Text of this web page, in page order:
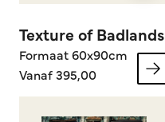
Texture of Badlands
Formaat 60x90cm
Vanaf 395,00